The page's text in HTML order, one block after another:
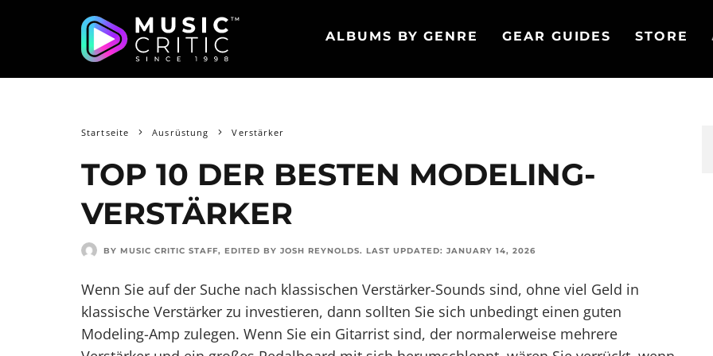
ALBUMS BY GENRE GEAR GUIDES STORE
Startseite Ausrüstung Verstärker
TOP 10 DER BESTEN MODELING-
VERSTÄRKER
BY MUSIC CRITIC STAFF, EDITED BY JOSH REYNOLDS. LAST UPDATED: JANUARY 14, 2026
Wenn Sie auf der Suche nach klassischen Verstärker-Sounds sind, ohne viel Geld in
klassische Verstärker zu investieren, dann sollten Sie sich unbedingt einen guten
Modeling-Amp zulegen. Wenn Sie ein Gitarrist sind, der normalerweise mehrere